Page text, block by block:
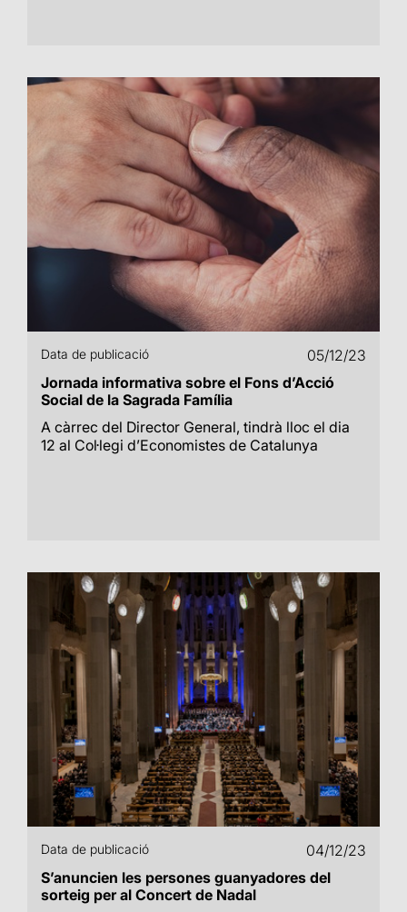
Data de publicació
05/12/23
Jornada informativa sobre el Fons d’Acció
Social de la Sagrada Família
A càrrec del Director General, tindrà lloc el dia
12 al Col·legi d’Economistes de Catalunya
Data de publicació
04/12/23
S’anuncien les persones guanyadores del
sorteig per al Concert de Nadal